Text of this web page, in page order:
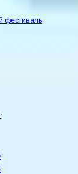
фестиваль